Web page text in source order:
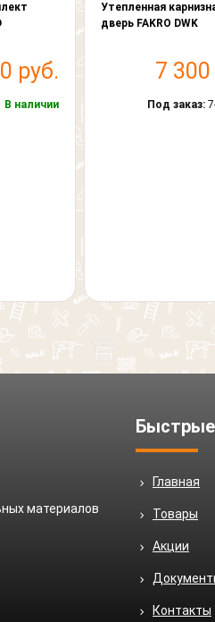
руб.
В наличии
Утепленная
дверь FAKRO DWK
7 300
Под заказ:
материалов
Главная
Товары
Акции
Контакты